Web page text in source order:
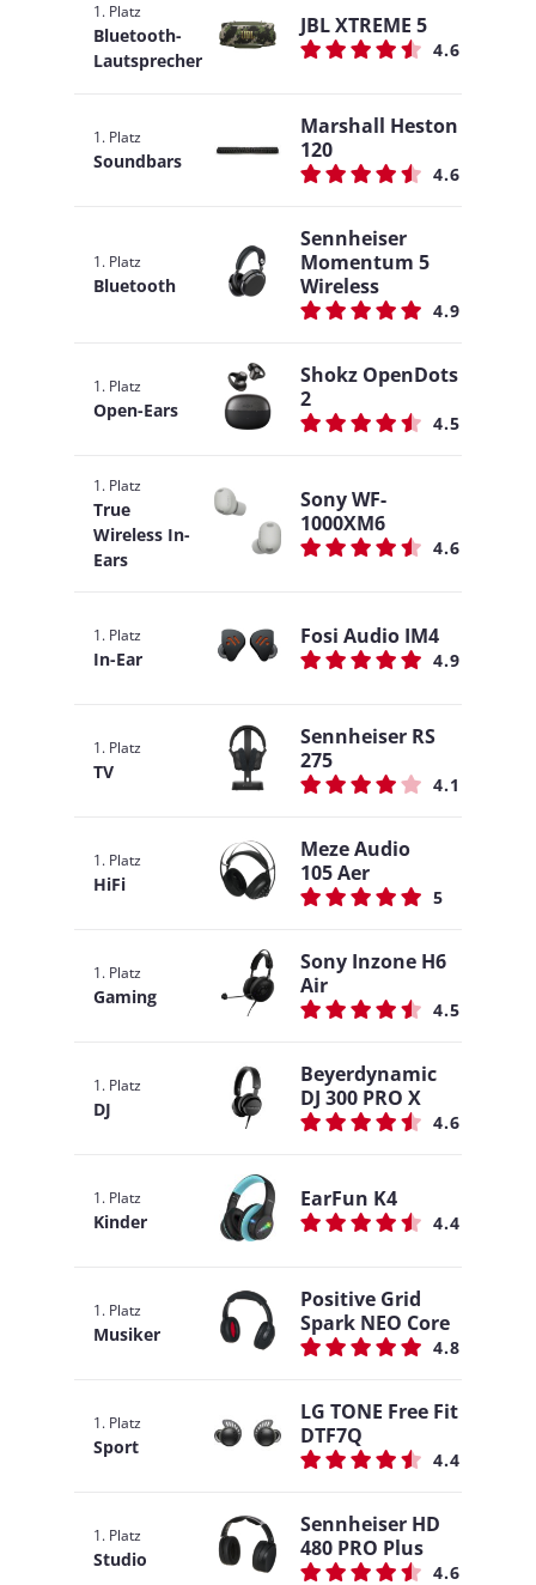
1. Platz
Bluetooth-
Lautsprecher
JBL XTREME 5
4.6
1. Platz
Soundbars
Marshall Heston
120
4.6
1. Platz
Bluetooth
Sennheiser
Momentum 5
Wireless
4.9
1. Platz
Open-Ears
Shokz OpenDots
2
4.5
1. Platz
True
Wireless In-
Ears
Sony WF-
1000XM6
4.6
1. Platz
In-Ear
Fosi Audio IM4
4.9
1. Platz
TV
Sennheiser RS
275
4.1
1. Platz
HiFi
Meze Audio
105 Aer
5
1. Platz
Gaming
Sony Inzone H6
Air
4.5
1. Platz
DJ
Beyerdynamic
DJ 300 PRO X
4.6
1. Platz
Kinder
EarFun K4
4.4
1. Platz
Musiker
Positive Grid
Spark NEO Core
4.8
1. Platz
Sport
LG TONE Free Fit
DTF7Q
4.4
1. Platz
Studio
Sennheiser HD
480 PRO Plus
4.6